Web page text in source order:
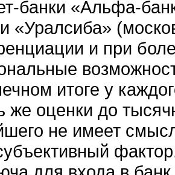
банки «Альфа-
«Уралсиба»
и при
итоге у
же оценки до
не имеет